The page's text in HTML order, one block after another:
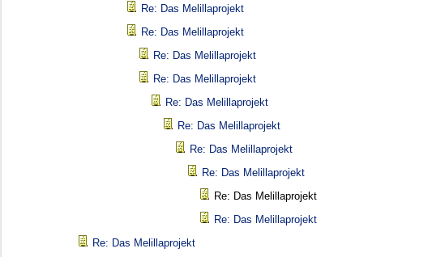
Re: Das Melillaprojekt
Re: Das Melillaprojekt
Re: Das Melillaprojekt
Re: Das Melillaprojekt
Re: Das Melillaprojekt
Re: Das Melillaprojekt
Re: Das Melillaprojekt
Re: Das Melillaprojekt
Re: Das Melillaprojekt
Re: Das Melillaprojekt
Re: Das Melillaprojekt